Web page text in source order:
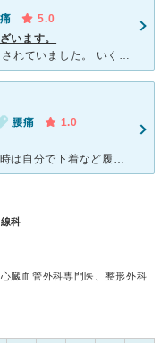
5.0
います。
ヘルニアに起因する腰痛に10年以上悩まされていました。 いくつもの整形外科や接骨院に通い、手術を否定されリハビリを受け続けましたが、改善はありませんでした。そしてついにしびれがひどくなり歩行が困
腰痛
1.0
腰からお尻にかけて痛みがあり、ひどい時は自分で下着など履けない状態で家族に履かせてもらったり、しゃがむと自力で立ち上がれないような状態でした。痛み止めとひどい時は注射を受けることでようやく日常生活を送
科
臓血管外科専門医、整形外科